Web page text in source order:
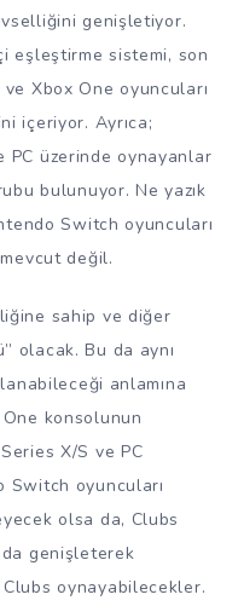
genişletiyor.
eşleştirme sistemi, son
Xbox One oyuncuları
içeriyor. Ayrıca;
PC üzerinde oynayanlar
bulunuyor. Ne yazık
Switch oyuncuları
değil.
sahip ve diğer
olacak. Bu da aynı
anlamına
konsolunun
X/S ve PC
Switch oyuncuları
olsa da, Clubs
genişleterek
oynayabilecekler.